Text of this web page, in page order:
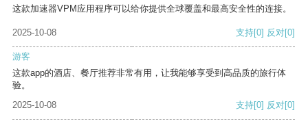
这款加速器VPM应用程序可以给你提供全球覆盖和最高安全性的连接。
2025-10-08 支持[0] 反对[0]
游客
这款app的酒店、餐厅推荐非常有用，让我能够享受到高品质的旅行体
验。
2025-10-08
支持[0] 反对[0]